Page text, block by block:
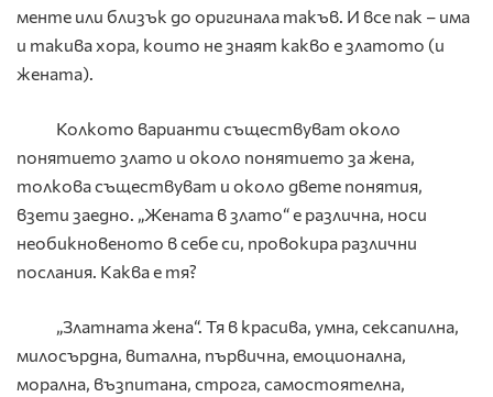
менте или близък до оригинала такъв. И все пак – има
и такива хора, които не знаят какво е златото (и
жената).
Колкото варианти съществуват около
понятието злато и около понятието за жена,
толкова съществуват и около двете понятия,
взети заедно. „Жената в злато“ е различна, носи
необикновеното в себе си, провокира различни
послания. Каква е тя?
„Златната жена“. Тя в красива, умна, сексапилна,
милосърдна, витална, първична, емоционална,
морална, възпитана, строга, самостоятелна,